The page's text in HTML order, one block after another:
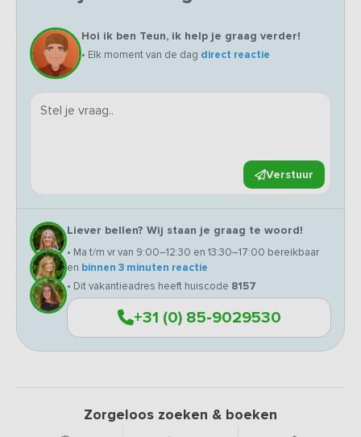
Hoi ik ben Teun, ik help je graag verder!
• Elk moment van de dag direct reactie
Verstuur
Liever bellen? Wij staan je graag te woord!
• Ma t/m vr van 9:00–12:30 en 13:30–17:00 bereikbaar
en binnen 3 minuten reactie
• Dit vakantieadres heeft huiscode 8157
+31 (0) 85-9029530
Zorgeloos zoeken & boeken